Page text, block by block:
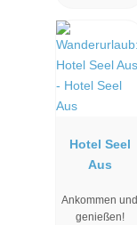
Hotel Seel
Aus
Ankommen und
genießen!